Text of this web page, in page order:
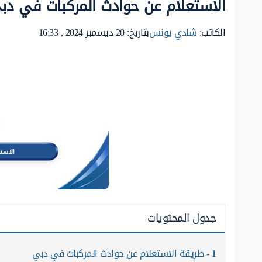
الاستعلام عن حوادث المركبات في
الكاتب:شادي يونسبتاريخ: 20 ديسمبر 2024 , 16:33
جدول المحتويات
1 طريقة الاستعلام عن حوادث المركبات في دبي